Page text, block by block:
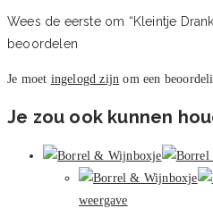
Wees de eerste om “Kleintje
beoordelen
Je moet ingelogd zijn om een
Je zou ook kunnen
weergave